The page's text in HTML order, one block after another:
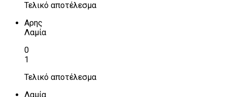
Τελικό αποτέλεσμα
Αρης
Λαμία
0
1
Τελικό αποτέλεσμα
Λαμία